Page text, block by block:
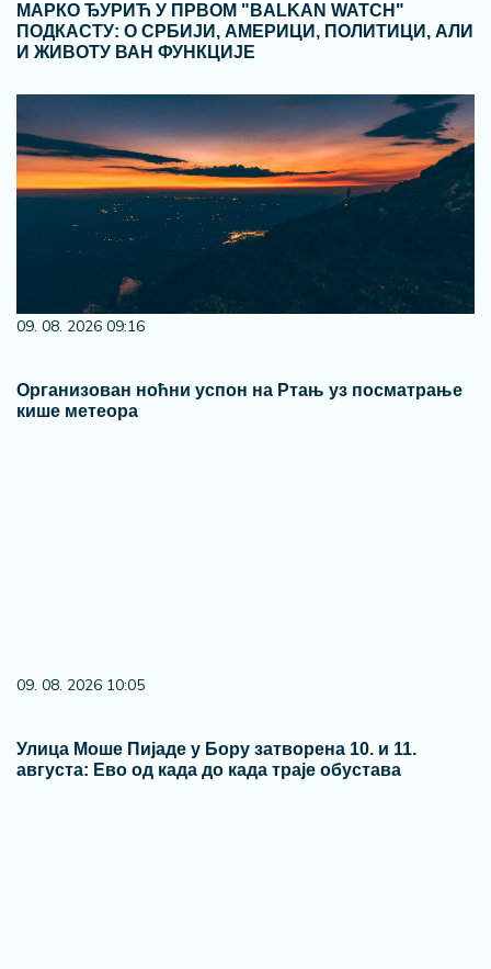
МАРКО ЂУРИЋ У ПРВОМ "BALKAN WATCH"
ПОДКАСТУ: О СРБИЈИ, АМЕРИЦИ, ПОЛИТИЦИ, АЛИ
И ЖИВОТУ ВАН ФУНКЦИЈЕ
09. 08. 2026 09:16
Организован ноћни успон на Ртањ уз посматрање
кише метеора
09. 08. 2026 10:05
Улица Моше Пијаде у Бору затворена 10. и 11.
августа: Ево од када до када траје обустава